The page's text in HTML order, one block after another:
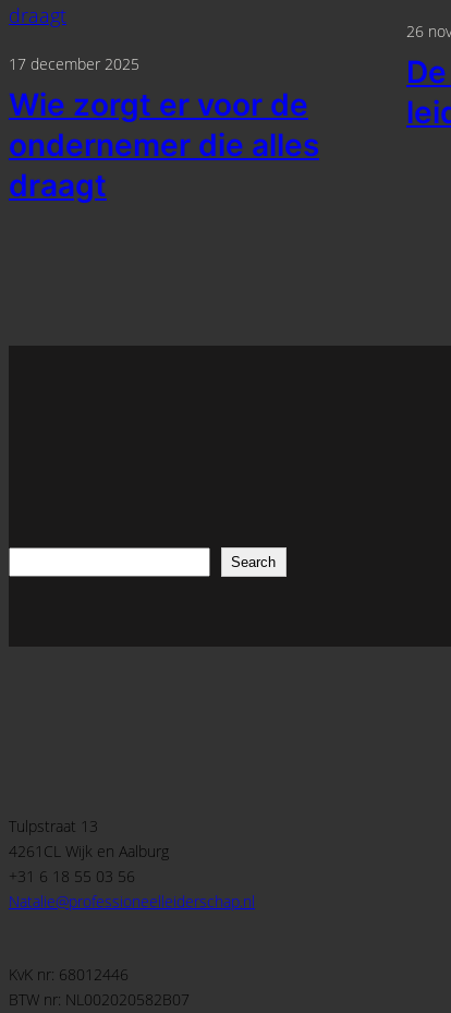
17 december 2025
Wie zorgt er voor de
ondernemer die alles
draagt
26
Search
Tulpstraat 13
4261CL Wijk en Aalburg
+31 6 18 55 03 56
Natalie@professioneelleiderschap.nl
KvK nr: 68012446
BTW nr: NL002020582B07